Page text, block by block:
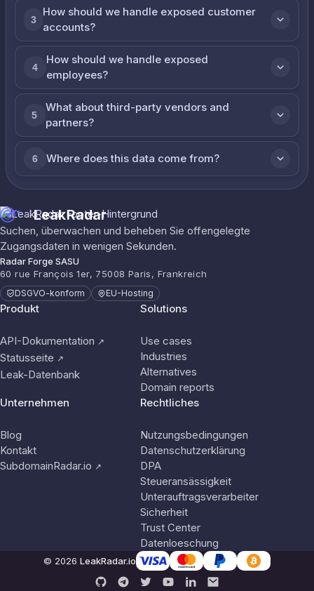
3
How should we handle exposed customer
accounts?
4
How should we handle exposed
employees?
5
What about third-party vendors and
partners?
6 Where does this data come from?
LeakRadar
Suchen, überwachen und beheben Sie offengelegte
Zugangsdaten in wenigen Sekunden.
Radar Forge SASU
60 rue François 1er, 75008 Paris, Frankreich
DSGVO-konform EU-Hosting
Produkt
API-Dokumentation ↗
Statusseite ↗
Leak-Datenbank
Solutions
Use cases
Industries
Alternatives
Domain reports
Unternehmen
Blog
Kontakt
SubdomainRadar.io ↗
Rechtliches
Nutzungsbedingungen
Datenschutzerklärung
DPA
Steueransässigkeit
Unterauftragsverarbeiter
Sicherheit
Trust Center
Datenloeschung
© 2026 LeakRadar.io